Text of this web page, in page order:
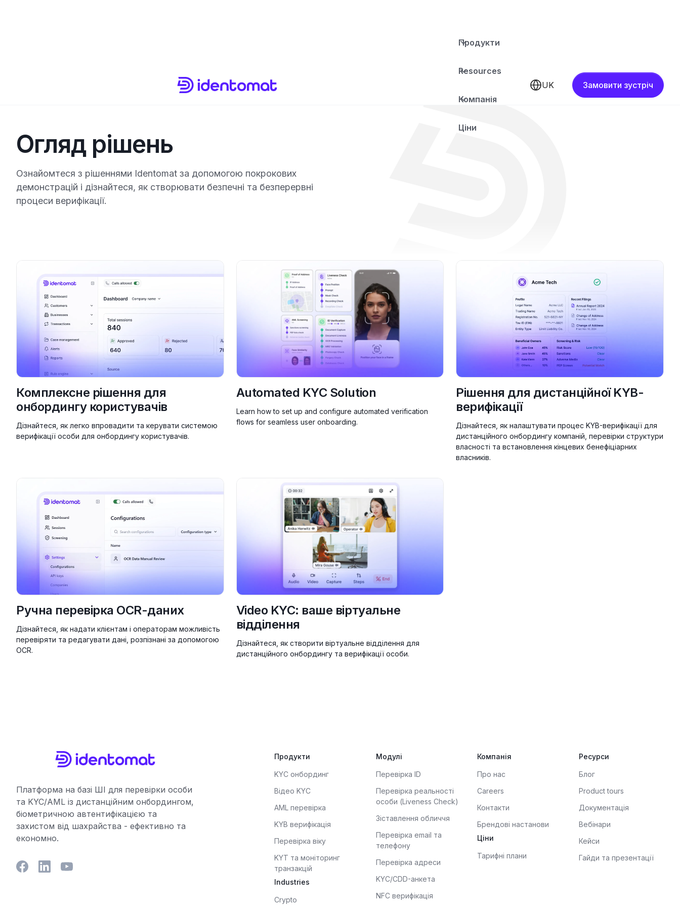
Продукти
Resources
Компанія
Ціни
UK Замовити зустріч
Огляд рішень
Ознайомтеся з рішеннями Identomat за допомогою покрокових
демонстрацій і дізнайтеся, як створювати безпечні та безперервні
процеси верифікації.
Комплексне рішення для
онбордингу користувачів
Дізнайтеся, як легко впровадити та керувати системою
верифікації особи для онбордингу користувачів.
Automated KYC Solution
Learn how to set up and configure automated verification
flows for seamless user onboarding.
Рішення для дистанційної KYB-
верифікації
Дізнайтеся, як налаштувати процес KYB-верифікації для
дистанційного онбордингу компаній, перевірки структури
власності та встановлення кінцевих бенефіціарних
власників.
Ручна перевірка OCR-даних
Дізнайтеся, як надати клієнтам і операторам можливість
перевіряти та редагувати дані, розпізнані за допомогою
OCR.
Video KYC: ваше віртуальне
відділення
Дізнайтеся, як створити віртуальне відділення для
дистанційного онбордингу та верифікації особи.
Платформа на базі ШІ для перевірки особи
та KYC/AML із дистанційним онбордингом,
біометричною автентифікацією та
захистом від шахрайства - ефективно та
економно.
Продукти
KYC онбординг
Відео KYC
AML перевірка
KYB верифікація
Перевірка віку
KYT та моніторинг
транзакцій
Industries
Crypto
Модулі
Перевірка ID
Перевірка реальності
особи (Liveness Check)
Зіставлення обличчя
Перевірка email та
телефону
Перевірка адреси
KYC/CDD-анкета
NFC верифікація
Компанія
Про нас
Careers
Контакти
Брендові настанови
Ціни
Тарифні плани
Ресурси
Блог
Product tours
Документація
Вебінари
Кейси
Гайди та презентації